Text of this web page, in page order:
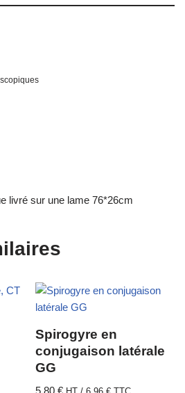
livré sur une lame 76*26cm
Spirogyre en
conjugaison latérale
GG